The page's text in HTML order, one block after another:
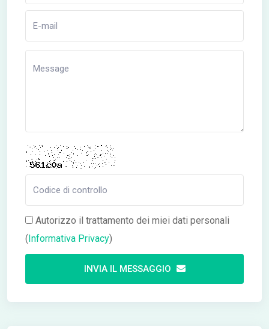
Autorizzo il trattamento dei miei dati personali
(Informativa Privacy)
INVIA IL MESSAGGIO